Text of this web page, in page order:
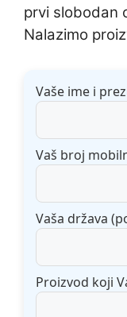
prvi slobodan
Nalazimo
Vaše ime i
Vaš broj
Vaša država
Proizvod koji